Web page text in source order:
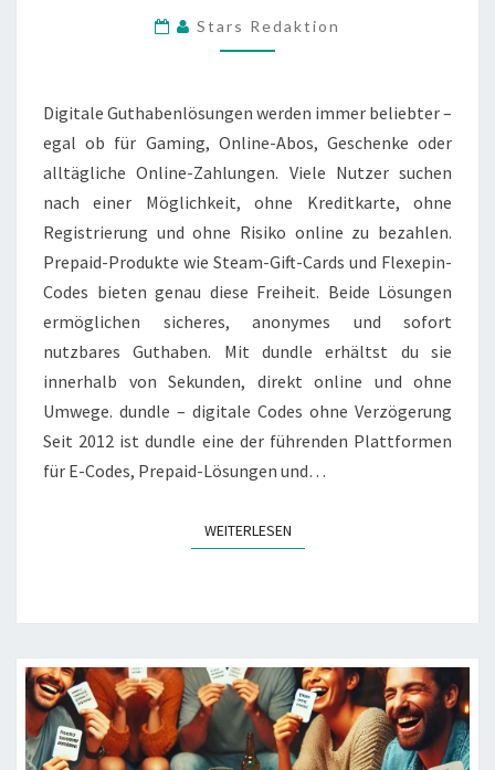
SCHNELL
DIGITAL
Stars Redaktion
Digitale Guthabenlösungen werden immer beliebter –
egal ob für Gaming, Online-Abos, Geschenke oder
alltägliche Online-Zahlungen. Viele Nutzer suchen
nach einer Möglichkeit, ohne Kreditkarte, ohne
Registrierung und ohne Risiko online zu bezahlen.
Prepaid-Produkte wie Steam-Gift-Cards und Flexepin-
Codes bieten genau diese Freiheit. Beide Lösungen
ermöglichen sicheres, anonymes und sofort
nutzbares Guthaben. Mit dundle erhältst du sie
innerhalb von Sekunden, direkt online und ohne
Umwege. dundle – digitale Codes ohne Verzögerung
Seit 2012 ist dundle eine der führenden Plattformen
für E-Codes, Prepaid-Lösungen und…
WEITERLESENWEITERLESEN